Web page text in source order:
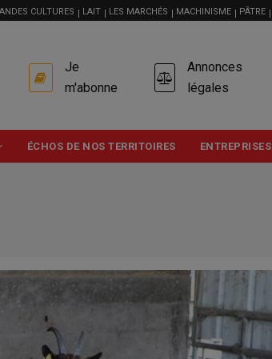
CULTURES LAIT LES MARCHÉS MACHINISME PÂTRE
USER
ACCOUNT
MENU
Je
m'abonne
Annonces
légales
ÉCHOS DE NOS TERRITOIRES ENTREPRISES